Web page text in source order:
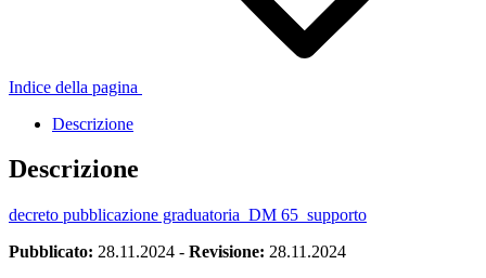
Indice della pagina
Descrizione
Descrizione
decreto pubblicazione graduatoria_DM 65_supporto
Pubblicato: 28.11.2024 - Revisione: 28.11.2024